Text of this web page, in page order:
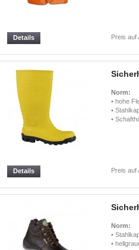
Preis auf
Details
Norm:
• hohe
•
•
Preis auf
Details
Norm:
•
•